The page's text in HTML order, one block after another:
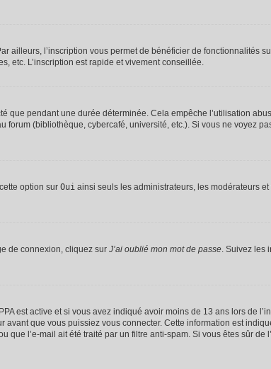
ailleurs, l’inscription vous permet de bénéficier de fonctionnalités
etc. L’inscription est rapide et vivement conseillée.
que pendant une durée déterminée. Cela empêche l’utilisation
(bibliothèque, cybercafé, université, etc.). Si vous ne voyez
option sur Oui ainsi seuls les administrateurs, les modérateurs
de connexion, cliquez sur J’ai oublié mon mot de passe. Suivez les
est active et si vous avez indiqué avoir moins de 13 ans lors de
que vous puissiez vous connecter. Cette information est
l’e-mail ait été traité par un filtre anti-spam. Si vous êtes sûr de